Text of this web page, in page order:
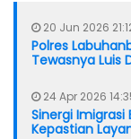
20 Jun 2026
Polres
Tewasnya Luis
24 Apr 2026
Sinergi Imigrasi
Kepastian